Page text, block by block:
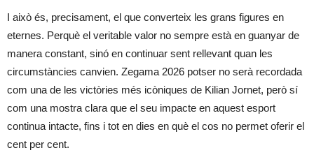
I això és, precisament, el que converteix les grans figures en
eternes. Perquè el veritable valor no sempre està en guanyar de
manera constant, sinó en continuar sent rellevant quan les
circumstàncies canvien. Zegama 2026 potser no serà recordada
com una de les victòries més icòniques de Kilian Jornet, però sí
com una mostra clara que el seu impacte en aquest esport
continua intacte, fins i tot en dies en què el cos no permet oferir el
cent per cent.